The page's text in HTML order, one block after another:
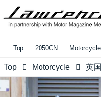
Top 2050CN Motorcycle
Top Motorcycle